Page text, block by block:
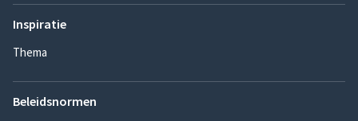
Inspiratie
Thema
Beleidsnormen